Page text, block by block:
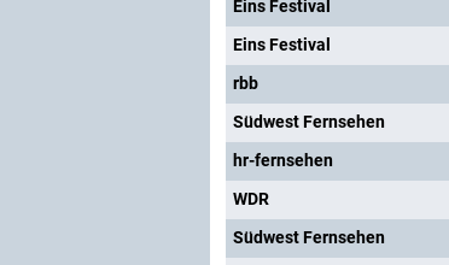
Eins Festival
Eins Festival
rbb
Südwest Fernsehen
hr-fernsehen
WDR
Südwest Fernsehen